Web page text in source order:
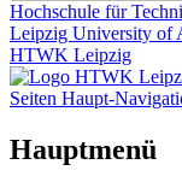
Hochschule für
Leipzig University of
HTWK Leipzig
Seiten Haupt-
Hauptmenü